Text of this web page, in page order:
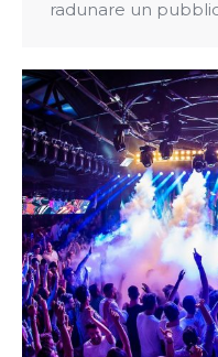
radunare un